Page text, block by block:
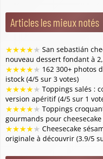
Articles les mieux notés
★★★★★ San sebastián
nouveau dessert fondant à
★★★★★ 162 300+ photos
istock (4/5 sur 3 votes)
★★★★★ Toppings salés :
version apéritif (4/5 sur 1
★★★★★ Toppings
gourmands pour
★★★★★ Cheesecake
originale à découvrir (3.9/5